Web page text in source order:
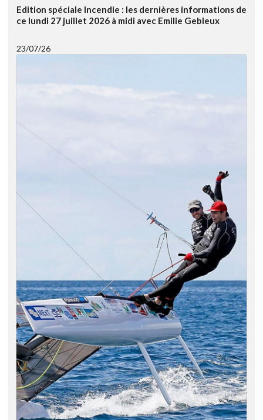
Edition spéciale Incendie : les dernières informations de
ce lundi 27 juillet 2026 à midi avec Emilie Gebleux
23/07/26